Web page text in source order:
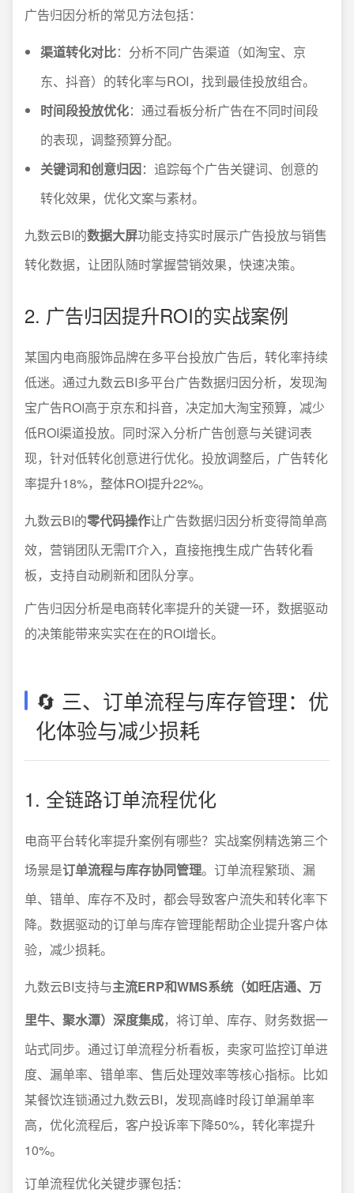
广告归因分析的常见方法包括：
渠道转化对比：分析不同广告渠道（如淘宝、京
东、抖音）的转化率与ROI，找到最佳投放组合。
时间段投放优化：通过看板分析广告在不同时间段
的表现，调整预算分配。
关键词和创意归因：追踪每个广告关键词、创意的
转化效果，优化文案与素材。
九数云BI的数据大屏功能支持实时展示广告投放与销售
转化数据，让团队随时掌握营销效果，快速决策。
2. 广告归因提升ROI的实战案例
某国内电商服饰品牌在多平台投放广告后，转化率持续
低迷。通过九数云BI多平台广告数据归因分析，发现淘
宝广告ROI高于京东和抖音，决定加大淘宝预算，减少
低ROI渠道投放。同时深入分析广告创意与关键词表
现，针对低转化创意进行优化。投放调整后，广告转化
率提升18%，整体ROI提升22%。
九数云BI的零代码操作让广告数据归因分析变得简单高
效，营销团队无需IT介入，直接拖拽生成广告转化看
板，支持自动刷新和团队分享。
广告归因分析是电商转化率提升的关键一环，数据驱动
的决策能带来实实在在的ROI增长。
🔄 三、订单流程与库存管理：优
化体验与减少损耗
1. 全链路订单流程优化
电商平台转化率提升案例有哪些？实战案例精选第三个
场景是订单流程与库存协同管理。订单流程繁琐、漏
单、错单、库存不及时，都会导致客户流失和转化率下
降。数据驱动的订单与库存管理能帮助企业提升客户体
验，减少损耗。
九数云BI支持与主流ERP和WMS系统（如旺店通、万
里牛、聚水潭）深度集成，将订单、库存、财务数据一
站式同步。通过订单流程分析看板，卖家可监控订单进
度、漏单率、错单率、售后处理效率等核心指标。比如
某餐饮连锁通过九数云BI，发现高峰时段订单漏单率
高，优化流程后，客户投诉率下降50%，转化率提升
10%。
订单流程优化关键步骤包括：